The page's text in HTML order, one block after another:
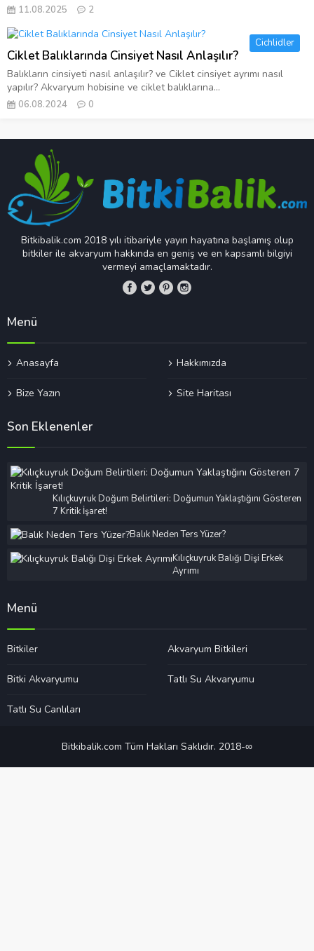
11.08.2025 2
Cichlidler
Ciklet Balıklarında Cinsiyet Nasıl Anlaşılır?
Balıkların cinsiyeti nasıl anlaşılır? ve Ciklet cinsiyet ayrımı nasıl
yapılır? Akvaryum hobisine ve ciklet balıklarına...
06.08.2024 0
Bitkibalik.com 2018 yılı itibariyle yayın hayatına başlamış olup
bitkiler ile akvaryum hakkında en geniş ve en kapsamlı bilgiyi
vermeyi amaçlamaktadır.
Menü
Anasayfa Hakkımızda
Bize Yazın Site Haritası
Son Eklenenler
Kılıçkuyruk Doğum Belirtileri: Doğumun Yaklaştığını Gösteren
7 Kritik İşaret!
Balık Neden Ters Yüzer?
Kılıçkuyruk Balığı Dişi Erkek
Ayrımı
Menü
Bitkiler Akvaryum Bitkileri
Bitki Akvaryumu Tatlı Su Akvaryumu
Tatlı Su Canlıları
Bitkibalik.com Tüm Hakları Saklıdır. 2018-∞